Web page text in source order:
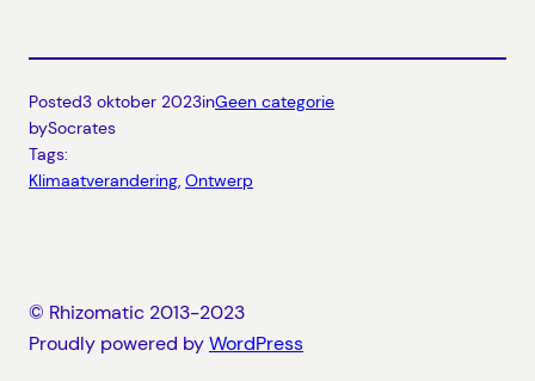
Posted3 oktober 2023inGeen categorie
bySocrates
Tags:
Klimaatverandering, Ontwerp
© Rhizomatic 2013-2023
Proudly powered byWordPress